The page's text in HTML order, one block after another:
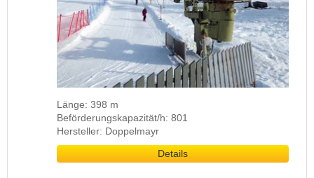
Länge: 398 m
Beförderungskapazität/h: 801
Hersteller: Doppelmayr
Details